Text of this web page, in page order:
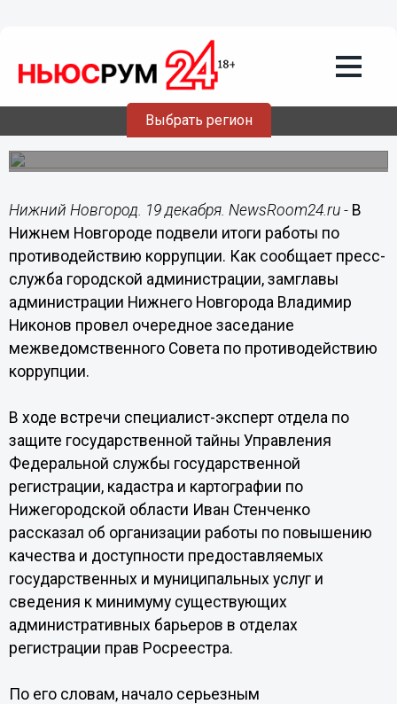
Выбрать регион
ведомствами работы по
противодействию коррупции подвели
в администрации Нижнего Новгорода
Заседание межведомственного Совета по
противодействию коррупции провел Владимир Никонов.
Нижний Новгород. 19 декабря. NewsRoom24.ru - В
Нижнем Новгороде подвели итоги работы по
противодействию коррупции. Как сообщает пресс-
служба городской администрации, замглавы
администрации Нижнего Новгорода Владимир
Никонов провел очередное заседание
межведомственного Совета по противодействию
коррупции.
В ходе встречи специалист-эксперт отдела по
защите государственной тайны Управления
Федеральной службы государственной
регистрации, кадастра и картографии по
Нижегородской области Иван Стенченко
рассказал об организации работы по повышению
качества и доступности предоставляемых
государственных и муниципальных услуг и
сведения к минимуму существующих
административных барьеров в отделах
регистрации прав Росреестра.
По его словам, начало серьезным